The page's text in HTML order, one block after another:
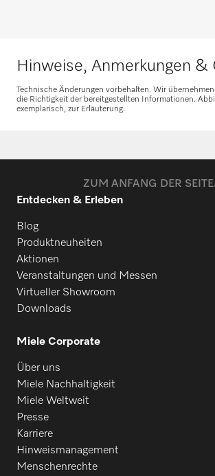
Ersatzteile anfragen
Hinweise, Anmerkungen &
Technische Änderungen vorbehalten. Wir
die Richtigkeit der bereitgestellten Informationen.
exemplarisch, zur Erläuterung.
ZUM ANFANG DER SEITE
Entdecken & Erleben
Blog
Produktneuheiten
Aktionen
Veranstaltungen und Messen
Virtueller Showroom
Downloads
Miele Corporate
Über uns
Miele Nachhaltigkeit
Miele Weltweit
Presse
Karriere
Hinweismanagement
Menschenrechte